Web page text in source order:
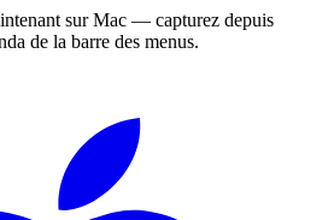
sur Mac — capturez depuis
de la barre des menus.